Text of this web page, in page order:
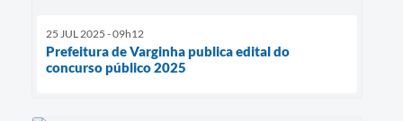
25 JUL 2025 - 09h12
Prefeitura de Varginha publica edital do
concurso público 2025